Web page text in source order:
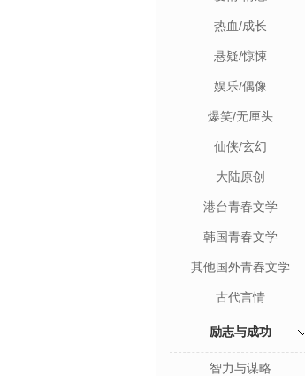
热血/成长
悬疑/惊悚
娱乐/偶像
爆笑/无厘头
仙侠/玄幻
大陆原创
港台青春文学
韩国青春文学
其他国外青春文学
古代言情
励志与成功
智力与谋略